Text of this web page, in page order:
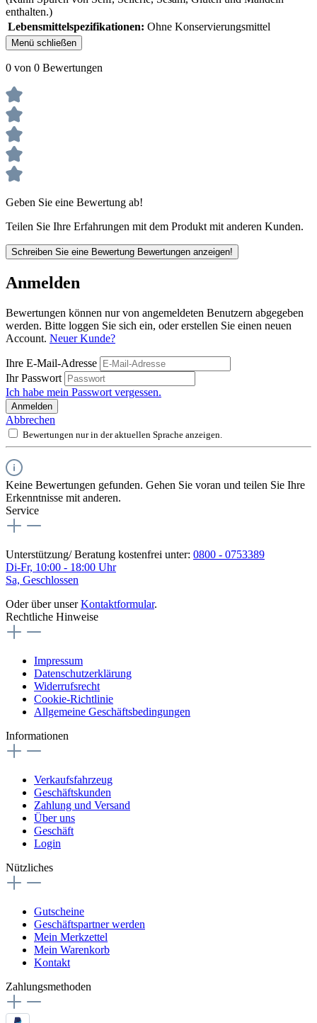
enthalten.)
Lebensmittelspezifikationen: Ohne Konservierungsmittel
Menü schließen
0 von 0 Bewertungen
Geben Sie eine Bewertung ab!
Teilen Sie Ihre Erfahrungen mit dem Produkt mit anderen Kunden.
Schreiben Sie eine Bewertung Bewertungen anzeigen!
Anmelden
Bewertungen können nur von angemeldeten Benutzern abgegeben
werden. Bitte loggen Sie sich ein, oder erstellen Sie einen neuen
Account. Neuer Kunde?
Ihre E-Mail-Adresse
Ihr Passwort
Ich habe mein Passwort vergessen.
Anmelden
Abbrechen
Bewertungen nur in der aktuellen Sprache anzeigen.
Keine Bewertungen gefunden. Gehen Sie voran und teilen Sie Ihre
Erkenntnisse mit anderen.
Service
Unterstützung/ Beratung kostenfrei unter: 0800 - 0753389
Di-Fr, 10:00 - 18:00 Uhr
Sa, Geschlossen
Oder über unserKontaktformular.
Rechtliche Hinweise
Impressum
Datenschutzerklärung
Widerrufsrecht
Cookie-Richtlinie
Allgemeine Geschäftsbedingungen
Informationen
Verkaufsfahrzeug
Geschäftskunden
Zahlung und Versand
Über uns
Geschäft
Login
Nützliches
Gutscheine
Geschäftspartner werden
Mein Merkzettel
Mein Warenkorb
Kontakt
Zahlungsmethoden